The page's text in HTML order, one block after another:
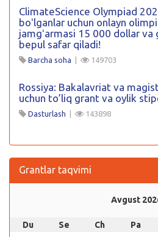
ClimateScience Olympiad
boʻlganlar uchun onlayn
jamgʻarmasi 15 000 dollar va
bepul safar qiladi!
Barcha soha 149703
Rossiya: Bakalavriat va
uchun to’liq grant va oylik
Dasturlash 143898
Grantlar taqvimi
Avgust
Du Se Ch Pa